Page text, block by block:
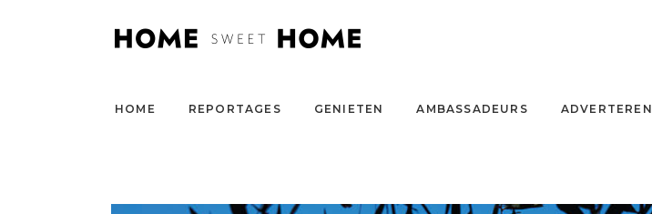
HOME REPORTAGES GENIETEN AMBASSADEURS ADVERTEREN